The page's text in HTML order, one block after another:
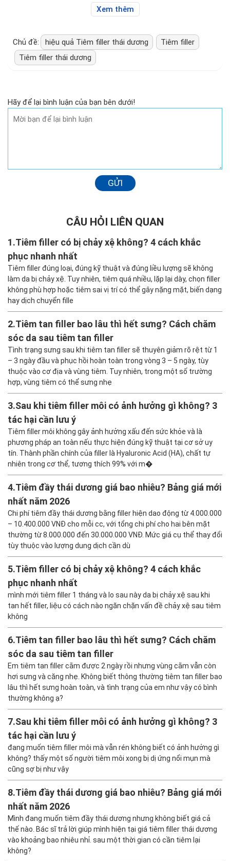
Xem thêm
Chủ đề: hiệu quả Tiêm filler thái dương
Tiêm filler
Tiêm filler thái dương
Hãy để lại bình luận của bạn bên dưới!
GỬI
CÂU HỎI LIÊN QUAN
1.Tiêm filler có bị chảy xệ không? 4 cách khắc
phục nhanh nhất
Tiêm filler đúng loại, đúng kỹ thuật và đúng liều lượng sẽ không
làm da bị chảy xệ. Tuy nhiên, tiêm quá nhiều, lặp lại dày, chọn filler
không phù hợp hoặc tiêm sai vị trí có thể gây nặng mặt, biến dạng
hay dịch chuyển fille
2.Tiêm tan filler bao lâu thì hết sưng? Cách chăm
sóc da sau tiêm tan filler
Tình trạng sưng sau khi tiêm tan filler sẽ thuyên giảm rõ rệt từ 1
– 3 ngày đầu và phục hồi hoàn toàn trong vòng 3 – 5 ngày, tùy
thuộc vào cơ địa và vùng tiêm. Tuy nhiên, trong một số trường
hợp, vùng tiêm có thể sưng nhẹ
3.Sau khi tiêm filler môi có ảnh hưởng gì không? 3
tác hại cần lưu ý
Tiêm filler môi không gây ảnh hưởng xấu đến sức khỏe và là
phương pháp an toàn nếu thực hiện đúng kỹ thuật tại cơ sở uy
tín. Thành phần chính của filler là Hyaluronic Acid (HA), chất tự
nhiên trong cơ thể, tương thích 99% với m�
4.Tiêm đầy thái dương giá bao nhiêu? Bảng giá mới
nhất năm 2026
Chi phí tiêm đầy thái dương bằng filler hiện dao động từ 4.000.000
– 10.400.000 VNĐ cho mỗi cc, với tổng chi phí cho hai bên mặt
thường từ 8.000.000 đến 30.000.000 VNĐ. Mức giá cụ thể thay đổi
tùy thuộc vào lượng dung dịch cần dù
5.Tiêm filler có bị chảy xệ không? 4 cách khắc
phục nhanh nhất
mình mới tiêm filler 1 tháng và lo sau này da bị chảy xệ sau khi
tan hết filler, liệu có cách nào ngăn chặn vấn đề chảy xệ sau tiêm
không
6.Tiêm tan filler bao lâu thì hết sưng? Cách chăm
sóc da sau tiêm tan filler
Em tiêm tan filler cằm được 2 ngày rồi nhưng vùng cằm vẫn còn
hơi sưng và căng nhẹ. Không biết thông thường tiêm tan filler bao
lâu thì hết sưng hoàn toàn, và tình trạng của em như vậy có bình
thường không ạ?
7.Sau khi tiêm filler môi có ảnh hưởng gì không? 3
tác hại cần lưu ý
đang muốn tiêm filler môi mà vẫn rén không biết có ảnh hưởng gì
không? thấy một số người tiêm môi xong bị dị ứng nổi mụn mà
cũng sợ bị như vậy
8.Tiêm đầy thái dương giá bao nhiêu? Bảng giá mới
nhất năm 2026
Mình đang muốn tiêm đầy thái dương nhưng không biết giá cả
thế nào. Bác sĩ trả lời giúp mình hiện tại giá tiêm filler thái dương
vào khoảng bao nhiêu nhỉ. sau một thời gian có cần tiêm lại
không?